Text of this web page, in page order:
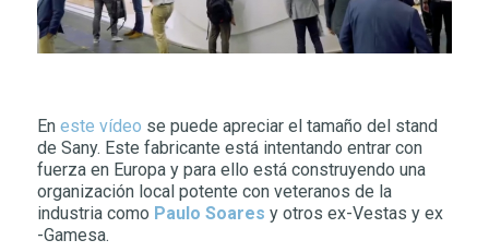
En este vídeo se puede apreciar el tamaño del stand
de Sany. Este fabricante está intentando entrar con
fuerza en Europa y para ello está construyendo una
organización local potente con veteranos de la
industria como Paulo Soares y otros ex-Vestas y ex
-Gamesa.